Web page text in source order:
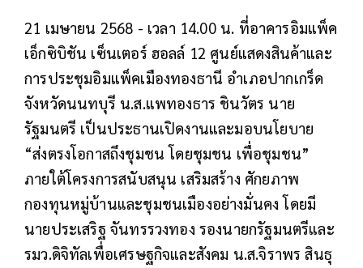
21 เมษายน 2568 - เวลา 14.00 น. ที่อาคารอิมแพ็ค
เอ็กซิบิชัน เซ็นเตอร์ ฮอลล์ 12 ศูนย์แสดงสินค้าและ
การประชุมอิมแพ็คเมืองทองธานี อำเภอปากเกร็ด
จังหวัดนนทบุรี น.ส.แพทองธาร ชินวัตร นาย
รัฐมนตรี เป็นประธานเปิดงานและมอบนโยบาย
“ส่งตรงโอกาสถึงชุมชน โดยชุมชน เพื่อชุมชน”
ภายใต้โครงการสนับสนุน เสริมสร้าง ศักยภาพ
กองทุนหมู่บ้านและชุมชนเมืองอย่างมั่นคง โดยมี
นายประเสริฐ จันทรรวงทอง รองนายกรัฐมนตรีและ
รมว.ดิจิทัลเพื่อเศรษฐกิจและสังคม น.ส.จิราพร สินธุ